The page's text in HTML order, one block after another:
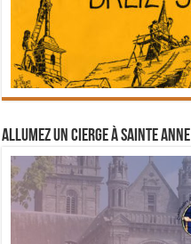
Allumez un cierge à Sainte Anne